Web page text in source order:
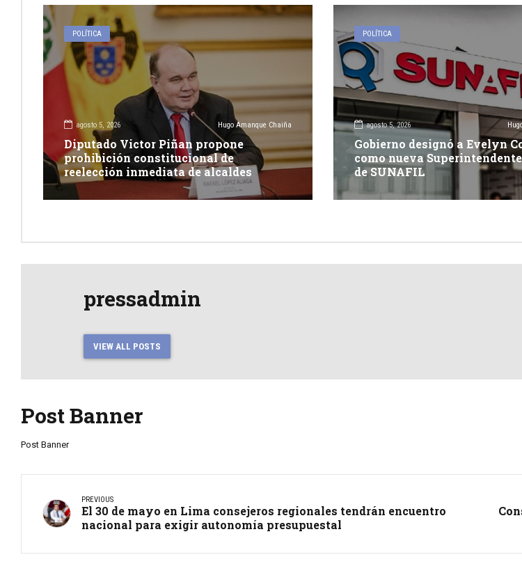
POLÍTICA
agosto 5, 2026 Hugo Amanque Chaiña
Diputado Victor Piñan propone
prohibición constitucional de
reelección inmediata de alcaldes
POLÍTICA
agosto 5, 2026
Gobierno designó a Evelyn
como nueva
de SUNAFIL
pressadmin
VIEW ALL POSTS
Post Banner
Post Banner
PREVIOUS
El 30 de mayo en Lima consejeros regionales tendrán encuentro
nacional para exigir autonomía presupuestal